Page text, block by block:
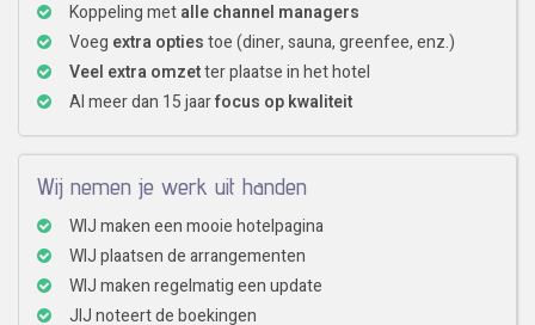
Koppeling metalle channel managers
Voeg extra optiestoe (diner, sauna, greenfee, enz.)
Veel extra omzetter plaatse in het hotel
Al meer dan 15 jaarfocus op kwaliteit
Wij nemen je werk uit handen
WIJ maken een mooie hotelpagina
WIJ plaatsen de arrangementen
WIJ maken regelmatig een update
JIJ noteert de boekingen